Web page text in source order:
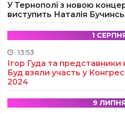
У Тернополі з новою
виступить Наталія
1
13:53
Ігор Гуда та представники
Буд взяли участь у
2024
9